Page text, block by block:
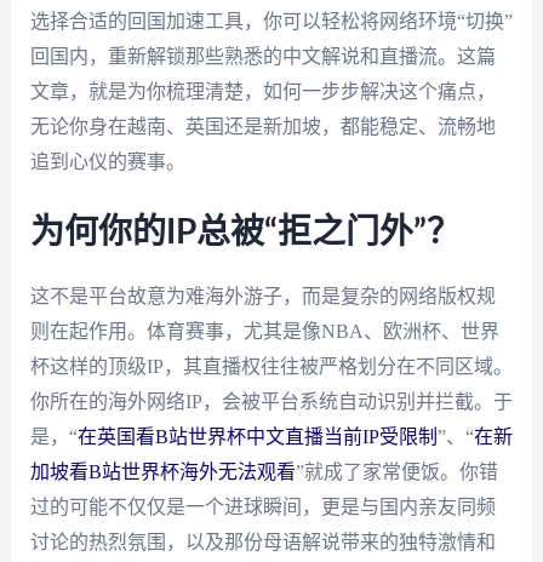
选择合适的回国加速工具，你可以轻松将网络环境“切换”
回国内，重新解锁那些熟悉的中文解说和直播流。这篇
文章，就是为你梳理清楚，如何一步步解决这个痛点，
无论你身在越南、英国还是新加坡，都能稳定、流畅地
追到心仪的赛事。
为何你的IP总被“拒之门外”？
这不是平台故意为难海外游子，而是复杂的网络版权规
则在起作用。体育赛事，尤其是像NBA、欧洲杯、世界
杯这样的顶级IP，其直播权往往被严格划分在不同区域。
你所在的海外网络IP，会被平台系统自动识别并拦截。于
是，“在英国看B站世界杯中文直播当前IP受限制 ”、“在新
加坡看B站世界杯海外无法观看”就成了家常便饭。你错
过的可能不仅仅是一个进球瞬间，更是与国内亲友同频
讨论的热烈氛围，以及那份母语解说带来的独特激情和